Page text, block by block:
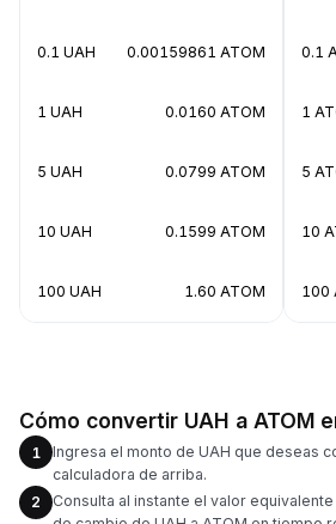
0.1 UAH 0.00159861 ATOM
1 UAH 0.0160 ATOM
5 UAH 0.0799 ATOM
10 UAH 0.1599 ATOM
100 UAH 1.60 ATOM
0.1
1
5
10
100
Cómo convertir UAH a ATOM
1
Ingresa el monto de UAH que deseas
calculadora de arriba.
2
Consulta al instante el valor